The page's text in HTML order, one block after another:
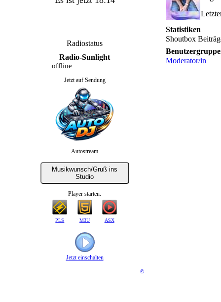
Radiostatus
Radio-Sunlight
offline
Jetzt auf Sendung
Autostream
Musikwunsch/Gruß ins
Studio
Player starten:
PLS M3U ASX
Jetzt einschalten
©
Statistiken
Shoutbox
Moderator/in